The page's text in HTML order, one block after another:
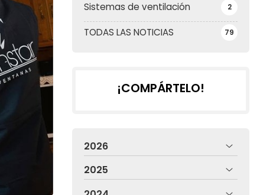
TODAS LAS NOTICIAS 79
Sistemas de ventilación 2
¡COMPÁRTELO!
2026
2025